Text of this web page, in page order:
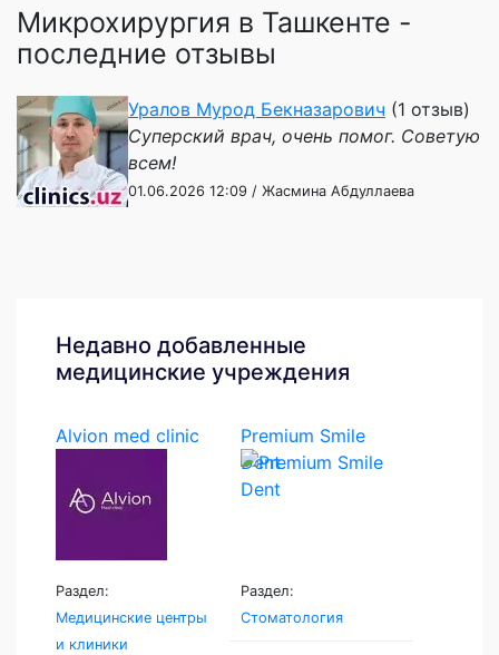
Микрохирургия в Ташкенте -
последние отзывы
Уралов Мурод Бекназарович (1 отзыв)
Суперский врач, очень помог. Советую
всем!
01.06.2026 12:09 / Жасмина Абдуллаева
Недавно добавленные
медицинские учреждения
Alvion med clinic
Раздел:
Медицинские центры
и клиники
Premium Smile
Dent
Раздел:
Стоматология